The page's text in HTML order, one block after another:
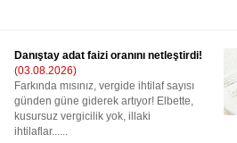
Danıştay adat faizi oranını netleştirdi!
(03.08.2026)
Farkında mısınız, vergide ihtilaf sayısı
günden güne giderek artıyor! Elbette,
kusursuz vergicilik yok, illaki
ihtilaflar......